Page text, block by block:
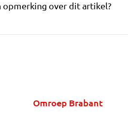
opmerking over dit artikel?
Omroep Brabant